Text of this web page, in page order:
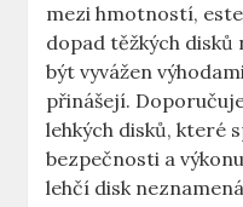
mezi⁤ hmotností,
dopad těžkých​ disků⁣
být vyvážen
přinášejí.
lehkých disků, které
bezpečnosti‍ a
lehčí disk